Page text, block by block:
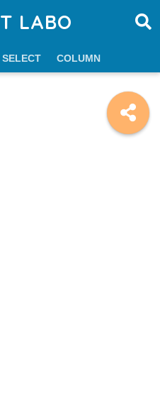
LABO
SELECT COLUMN